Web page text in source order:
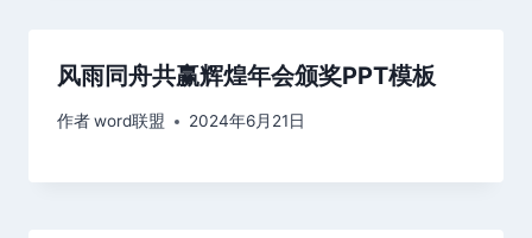
风雨同舟共赢辉煌年会颁奖PPT模板
作者word联盟 2024年6月21日